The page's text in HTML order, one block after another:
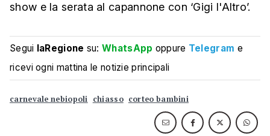
show e la serata al capannone con ‘Gigi l'Altro’.
Segui laRegione su:WhatsApp oppure Telegram e
ricevi ogni mattina le notizie principali
carnevale nebiopoli chiasso corteo bambini